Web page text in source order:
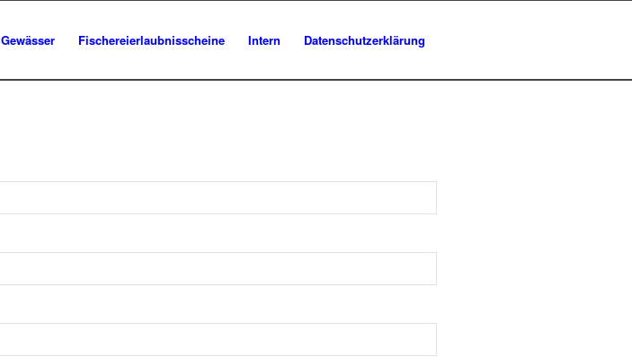
Gewässer Fischereierlaubnisscheine Intern Datenschutzerklärung